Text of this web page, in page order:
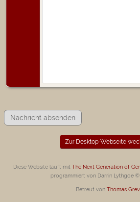
Zur Desktop-Webseite
Diese Website läuft mit The Next Generation of
programmiert von Darrin Lythgoe
Betreut von Thomas